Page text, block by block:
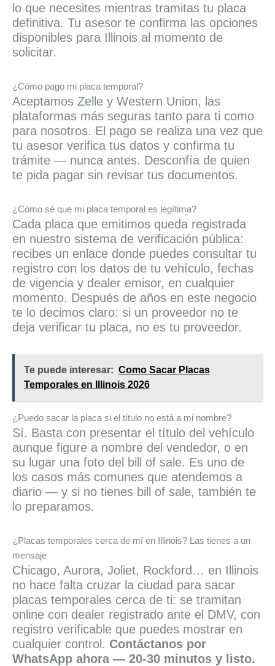
lo que necesites mientras tramitas tu placa
definitiva. Tu asesor te confirma las opciones
disponibles para Illinois al momento de
solicitar.
¿Cómo pago mi placa temporal?
Aceptamos Zelle y Western Union, las
plataformas más seguras tanto para ti como
para nosotros. El pago se realiza una vez que
tu asesor verifica tus datos y confirma tu
trámite — nunca antes. Desconfía de quien
te pida pagar sin revisar tus documentos.
¿Cómo sé que mi placa temporal es legítima?
Cada placa que emitimos queda registrada
en nuestro sistema de verificación pública:
recibes un enlace donde puedes consultar tu
registro con los datos de tu vehículo, fechas
de vigencia y dealer emisor, en cualquier
momento. Después de años en este negocio
te lo decimos claro: si un proveedor no te
deja verificar tu placa, no es tu proveedor.
Te puede interesar: Como Sacar Placas
Temporales en Illinois 2026
¿Puedo sacar la placa si el título no está a mi nombre?
Sí. Basta con presentar el título del vehículo
aunque figure a nombre del vendedor, o en
su lugar una foto del bill of sale. Es uno de
los casos más comunes que atendemos a
diario — y si no tienes bill of sale, también te
lo preparamos.
¿Placas temporales cerca de mí en Illinois? Las tienes a un
mensaje
Chicago, Aurora, Joliet, Rockford… en Illinois
no hace falta cruzar la ciudad para sacar
placas temporales cerca de ti: se tramitan
online con dealer registrado ante el DMV, con
registro verificable que puedes mostrar en
cualquier control. Contáctanos por
WhatsApp ahora — 20-30 minutos y listo.